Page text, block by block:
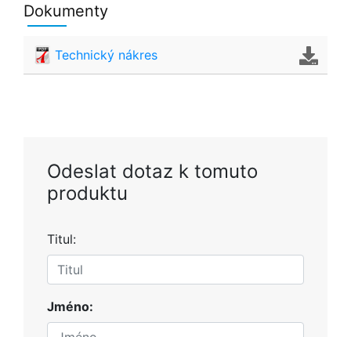
Dokumenty
Technický nákres
Odeslat dotaz k tomuto
produktu
Titul:
Jméno: